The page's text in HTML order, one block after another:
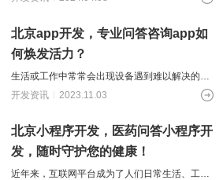
北京app开发，专业问答咨询app如
何焕发活力？
生活或工作中常常会出现设备遇到难以解决的问
题，耽误正在进行的操作与进程，在这种情况
开发资讯 2023.11.03
北京小程序开发，医药问答小程序开
发，随时守护您的健康！
近年来，互联网平台成为了人们日常生活、工作